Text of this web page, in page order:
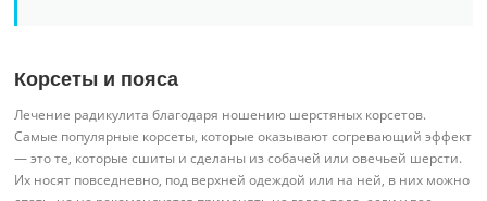
Корсеты и пояса
Лечение радикулита благодаря ношению шерстяных корсетов.
Самые популярные корсеты, которые оказывают согревающий эффект
— это те, которые сшиты и сделаны из собачей или овечьей шерсти.
Их носят повседневно, под верхней одеждой или на ней, в них можно